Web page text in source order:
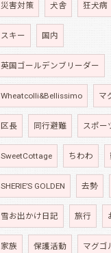
災害対策 犬舎 狂犬病
スキー 国内
英国ゴールデンブリーダー
Wheatcolli&Bellissimo マ
区長 同行避難 スポー
SweetCottage ちわわ
SHERIE’S GOLDEN 去勢
雪お出かけ日記 旅行
家族 保護活動 マグゴ